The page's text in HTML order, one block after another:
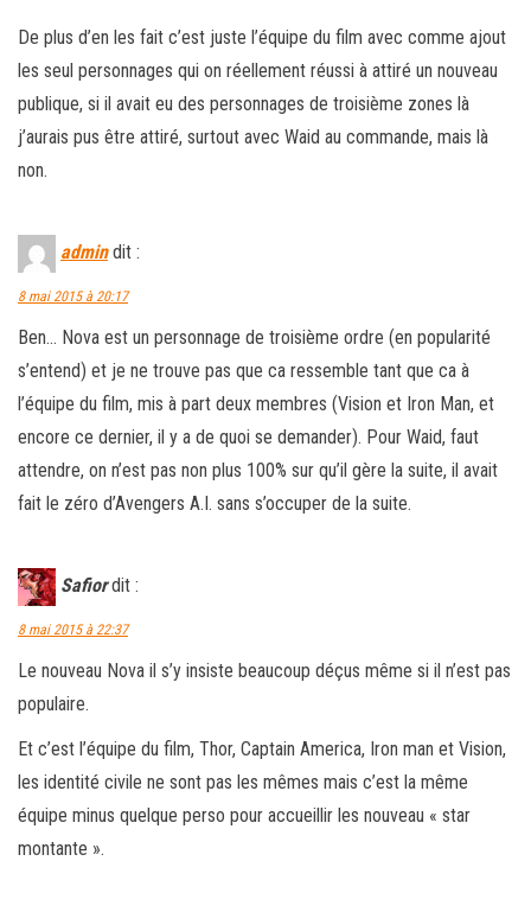
De plus d’en les fait c’est juste l’équipe du film avec comme ajout
les seul personnages qui on réellement réussi à attiré un nouveau
publique, si il avait eu des personnages de troisième zones là
j’aurais pus être attiré, surtout avec Waid au commande, mais là
non.
admin dit :
8 mai 2015 à 20:17
Ben… Nova est un personnage de troisième ordre (en popularité
s’entend) et je ne trouve pas que ca ressemble tant que ca à
l’équipe du film, mis à part deux membres (Vision et Iron Man, et
encore ce dernier, il y a de quoi se demander). Pour Waid, faut
attendre, on n’est pas non plus 100% sur qu’il gère la suite, il avait
fait le zéro d’Avengers A.I. sans s’occuper de la suite.
Safior dit :
8 mai 2015 à 22:37
Le nouveau Nova il s’y insiste beaucoup déçus même si il n’est pas
populaire.
Et c’est l’équipe du film, Thor, Captain America, Iron man et Vision,
les identité civile ne sont pas les mêmes mais c’est la même
équipe minus quelque perso pour accueillir les nouveau « star
montante ».